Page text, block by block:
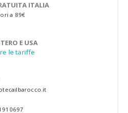
ITALIA
a 89€
E USA
le tariffe